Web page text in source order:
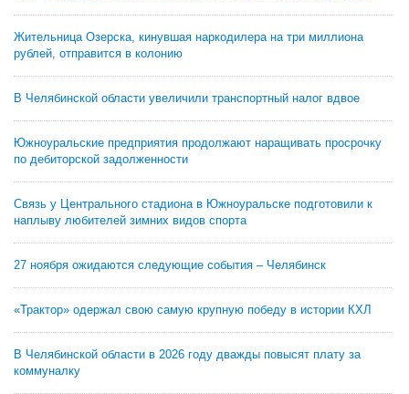
Жительница Озерска, кинувшая наркодилера на три миллиона
рублей, отправится в колонию
В Челябинской области увеличили транспортный налог вдвое
Южноуральские предприятия продолжают наращивать просрочку
по дебиторской задолженности
Связь у Центрального стадиона в Южноуральске подготовили к
наплыву любителей зимних видов спорта
27 ноября ожидаются следующие события – Челябинск
«Трактор» одержал свою самую крупную победу в истории КХЛ
В Челябинской области в 2026 году дважды повысят плату за
коммуналку